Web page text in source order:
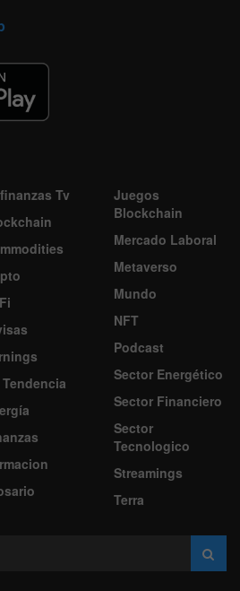
Tv
Tendencia
Juegos
Blockchain
Mercado Laboral
Metaverso
Mundo
NFT
Podcast
Sector Energético
Sector Financiero
Sector
Tecnologico
Streamings
Terra